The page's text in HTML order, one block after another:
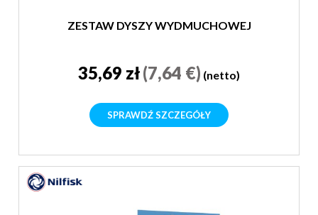
ZESTAW DYSZY WYDMUCHOWEJ
35,69 zł(7,64 €) (netto)
SPRAWDŹ SZCZEGÓŁY